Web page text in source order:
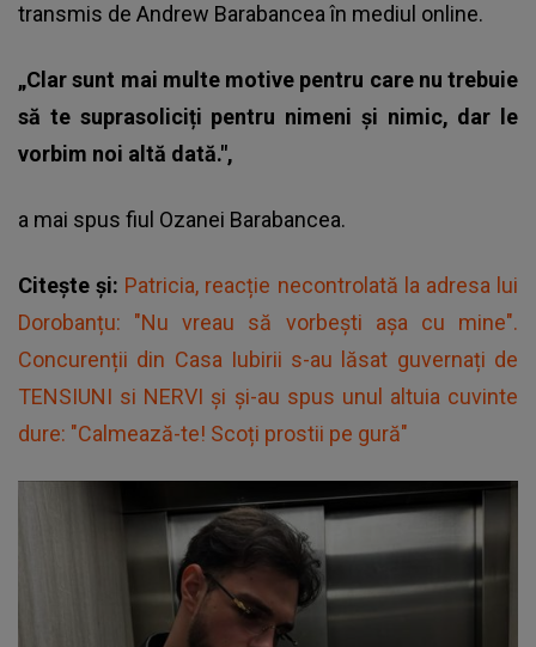
transmis de Andrew Barabancea în mediul online.
„Clar sunt mai multe motive pentru care nu trebuie
să te suprasoliciți pentru nimeni și nimic, dar le
vorbim noi altă dată.",
a mai spus fiul Ozanei Barabancea.
Citește și: Patricia, reacție necontrolată la adresa lui
Dorobanțu: "Nu vreau să vorbești așa cu mine".
Concurenții din Casa Iubirii s-au lăsat guvernați de
TENSIUNI si NERVI și și-au spus unul altuia cuvinte
dure: "Calmează-te! Scoți prostii pe gură"